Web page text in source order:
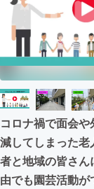
映像
ビジ
まち
コロナ禍で面会
減してしまった
者と地域の皆さん
由でも園芸活動